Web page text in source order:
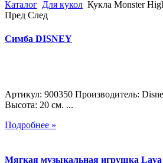
Каталог Для кукол Кукла Monster
Пред След
Симба DISNEY
Артикул: 900350 Производитель:
Высота: 20 см. ...
Подробнее »
Мягкая музыкальная игрушка